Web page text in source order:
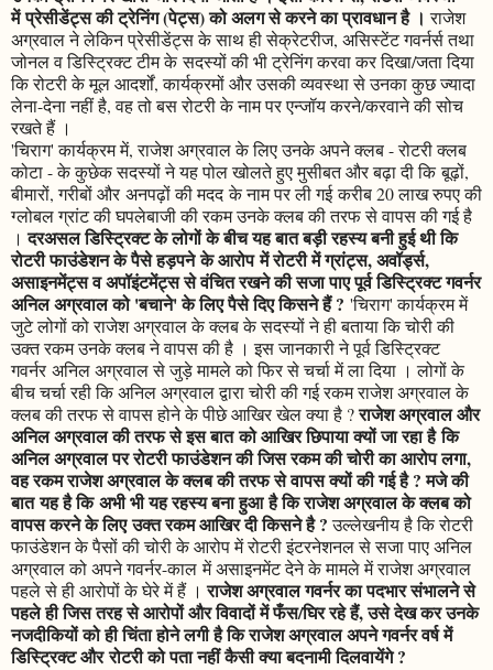
में प्रेसीडेंट्स की ट्रेनिंग (पेट्स) को अलग से करने का प्रावधान है । राजेश
अग्रवाल ने लेकिन प्रेसीडेंट्स के साथ ही सेक्रेटरीज, असिस्टेंट गवर्नर्स तथा
जोनल व डिस्ट्रिक्ट टीम के सदस्यों की भी ट्रेनिंग करवा कर दिखा/जता दिया
कि रोटरी के मूल आदर्शों, कार्यक्रमों और उसकी व्यवस्था से उनका कुछ ज्यादा
लेना-देना नहीं है, वह तो बस रोटरी के नाम पर एन्जॉय करने/करवाने की सोच
रखते हैं ।
'चिराग' कार्यक्रम में, राजेश अग्रवाल के लिए उनके अपने क्लब - रोटरी क्लब
कोटा - के कुछेक सदस्यों ने यह पोल खोलते हुए मुसीबत और बढ़ा दी कि बूढ़ों,
बीमारों, गरीबों और अनपढ़ों की मदद के नाम पर ली गई करीब 20 लाख रुपए की
ग्लोबल ग्रांट की घपलेबाजी की रकम उनके क्लब की तरफ से वापस की गई है
।दरअसल डिस्ट्रिक्ट के लोगों के बीच यह बात बड़ी रहस्य बनी हुई थी कि
रोटरी फाउंडेशन के पैसे हड़पने के आरोप में रोटरी में ग्रांट्स, अवॉर्ड्स,
असाइनमेंट्स व अपॉइंटमेंट्स से वंचित रखने की सजा पाए पूर्व डिस्ट्रिक्ट गवर्नर
अनिल अग्रवाल को 'बचाने' के लिए पैसे दिए किसने हैं ? 'चिराग' कार्यक्रम में
जुटे लोगों को राजेश अग्रवाल के क्लब के सदस्यों ने ही बताया कि चोरी की
उक्त रकम उनके क्लब ने वापस की है । इस जानकारी ने पूर्व डिस्ट्रिक्ट
गवर्नर अनिल अग्रवाल से जुड़े मामले को फिर से चर्चा में ला दिया । लोगों के
बीच चर्चा रही कि अनिल अग्रवाल द्वारा चोरी की गई रकम राजेश अग्रवाल के
क्लब की तरफ से वापस होने के पीछे आखिर खेल क्या है ?राजेश अग्रवाल और
अनिल अग्रवाल की तरफ से इस बात को आखिर छिपाया क्यों जा रहा है कि
अनिल अग्रवाल पर रोटरी फाउंडेशन की जिस रकम की चोरी का आरोप लगा,
वह रकम राजेश अग्रवाल के क्लब की तरफ से वापस क्यों की गई है ? मजे की
बात यह है कि अभी भी यह रहस्य बना हुआ है कि राजेश अग्रवाल के क्लब को
वापस करने के लिए उक्त रकम आखिर दी किसने है ?उल्लेखनीय है कि रोटरी
फाउंडेशन के पैसों की चोरी के आरोप में रोटरी इंटरनेशनल से सजा पाए अनिल
अग्रवाल को अपने गवर्नर-काल में असाइनमेंट देने के मामले में राजेश अग्रवाल
पहले से ही आरोपों के घेरे में हैं ।राजेश अग्रवाल गवर्नर का पदभार संभालने से
पहले ही जिस तरह से आरोपों और विवादों में फँस/घिर रहे हैं, उसे देख कर उनके
नजदीकियों को ही चिंता होने लगी है कि राजेश अग्रवाल अपने गवर्नर वर्ष में
डिस्ट्रिक्ट और रोटरी को पता नहीं कैसी क्या बदनामी दिलवायेंगे ?